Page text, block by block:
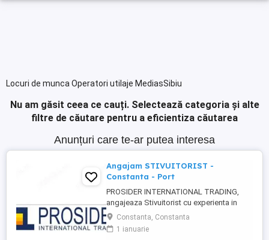
Locuri de munca Operatori utilaje MediasSibiu
Nu am găsit ceea ce cauți. Selectează categoria și alte
filtre de căutare pentru a eficientiza căutarea
Anunțuri care te-ar putea interesa
Angajam STIVUITORIST -
Constanta - Port
PROSIDER INTERNATIONAL TRADING,
angajeaza Stivuitorist cu experienta in
depozitul de produse metalurgice din
Constanta Incinta Port Dana 34. Descriere
post: Incarcarea sau descarcarea
Constanta, Constanta
1 ianuarie